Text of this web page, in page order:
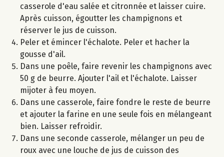
casserole d'eau salée et citronnée et laisser cuire.
Après cuisson, égoutter les champignons et
réserver le jus de cuisson.
Peler et émincer l'échalote. Peler et hacher la
gousse d'ail.
Dans une poêle, faire revenir les champignons avec
50 g de beurre. Ajouter l'ail et l'échalote. Laisser
mijoter à feu moyen.
Dans une casserole, faire fondre le reste de beurre
et ajouter la farine en une seule fois en mélangeant
bien. Laisser refroidir.
Dans une seconde casserole, mélanger un peu de
roux avec une louche de jus de cuisson des